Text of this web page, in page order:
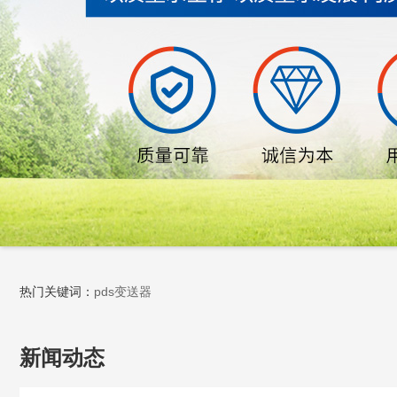
热门关键词： pds变送器
新闻动态